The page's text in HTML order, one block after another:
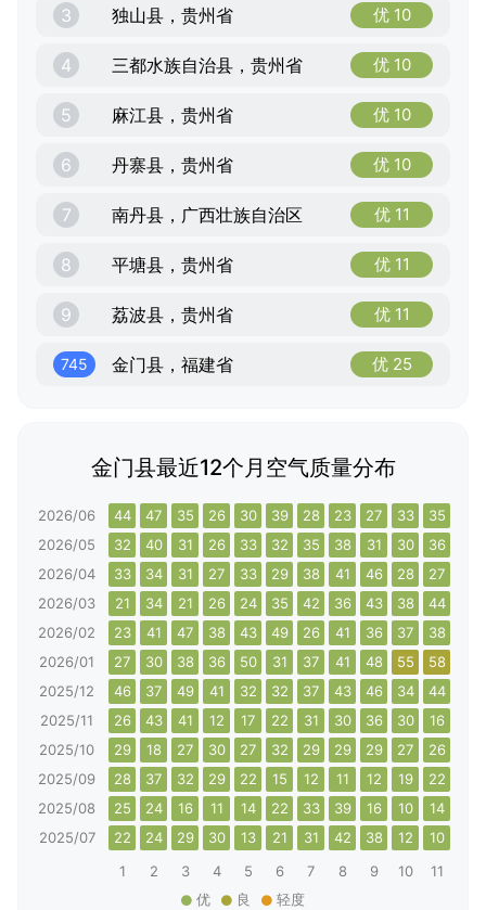
3 独山县，贵州省 优 10
4 三都水族自治县，贵州省 优 10
5 麻江县，贵州省 优 10
6 丹寨县，贵州省 优 10
7 南丹县，广西壮族自治区 优 11
8 平塘县，贵州省 优 11
9 荔波县，贵州省 优 11
745 金门县，福建省 优 25
金门县最近12个月空气质量分布
2026/06 44 47 35 26 30 39 28 23 27 33 35
2026/05
32 40 31 26 33 32 35 38 31 30 36
2026/04
33 34 31 27 33 29 38 41 46 28 27
2026/03
21 34 21 26 24 35 42 36 43 38 44
2026/02
23 41 47 38 43 49 26 41 36 37 38
2026/01
27 30 38 36 50 31 37 41 48 55 58
2025/12
46 37 49 41 32 32 37 43 46 34 44
2025/11
26 43 41 12 17 22 31 30 36 30 16
2025/10
29 18 27 30 27 32 29 29 29 27 26
2025/09
28 37 32 29 22 15 12 11 12 19 22
2025/08
25 24 16 11 14 22 33 39 16 10 14
2025/07
22 24 29 30 13 21 31 42 38 12 10
1
2 3 4 5 6 7 8 9 10 11
优
良
轻度